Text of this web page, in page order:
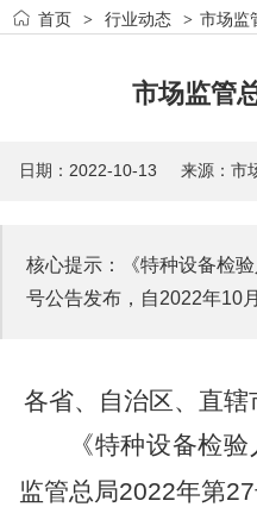
首页 > 行业动态 > 市场监
市场监管
日期：2022-10-13 来源：市
核心提示：《特种设备检
号公告发布，自2022年10
各省、自治区、直
《特种设备检
监管总局2022年第27